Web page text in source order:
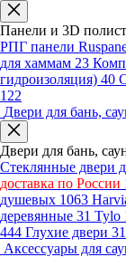
Панели и 3D
РПГ панели
для хаммам 23
гидроизоляция) 40
122
Двери для бань,
Двери для бань,
Стеклянные двери
доставка по России
душевых 1063
деревянные 31 Tylo
444 Глухие двери 31
Аксессуары для